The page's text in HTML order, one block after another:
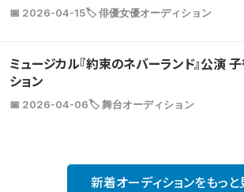
📅 2026-04-15🏷️ 俳優女優オーディション
ミュージカル『約束のネバーランド』公演
ション
📅 2026-04-06🏷️ 舞台オーディション
新着オーディションをもっと